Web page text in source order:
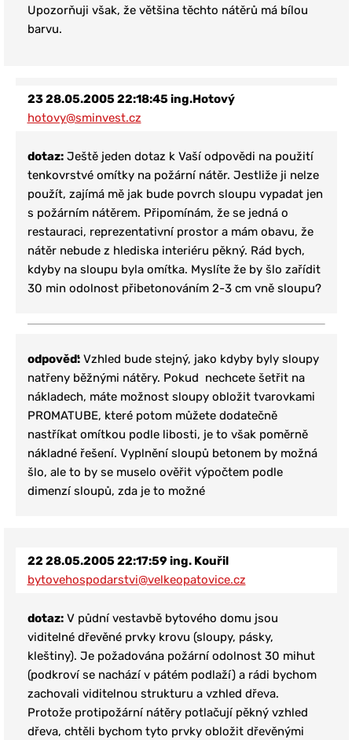
Upozorňuji však, že většina těchto nátěrů má bílou
barvu.
2328.05.2005 22:18:45ing.Hotový
hotovy@sminvest.cz
dotaz:Ještě jeden dotaz k Vaší odpovědi na použití
tenkovrstvé omítky na požární nátěr. Jestliže ji nelze
použít, zajímá mě jak bude povrch sloupu vypadat jen
s požárním nátěrem. Připomínám, že se jedná o
restauraci, reprezentativní prostor a mám obavu, že
nátěr nebude z hlediska interiéru pěkný. Rád bych,
kdyby na sloupu byla omítka. Myslíte že by šlo zařídit
30 min odolnost přibetonováním 2-3 cm vně sloupu?
odpověď:Vzhled bude stejný, jako kdyby byly sloupy
natřeny běžnými nátěry. Pokud nechcete šetřit na
nákladech, máte možnost sloupy obložit tvarovkami
PROMATUBE, které potom můžete dodatečně
nastříkat omítkou podle libosti, je to však poměrně
nákladné řešení. Vyplnění sloupů betonem by možná
šlo, ale to by se muselo ověřit výpočtem podle
dimenzí sloupů, zda je to možné
22 28.05.2005 22:17:59 ing. Kouřil
bytovehospodarstvi@velkeopatovice.cz
dotaz:V půdní vestavbě bytového domu jsou
viditelné dřevěné prvky krovu (sloupy, pásky,
kleštiny). Je požadována požární odolnost 30 mihut
(podkroví se nachází v pátém podlaží) a rádi bychom
zachovali viditelnou strukturu a vzhled dřeva.
Protože protipožární nátěry potlačují pěkný vzhled
dřeva, chtěli bychom tyto prvky obložit dřevěnými